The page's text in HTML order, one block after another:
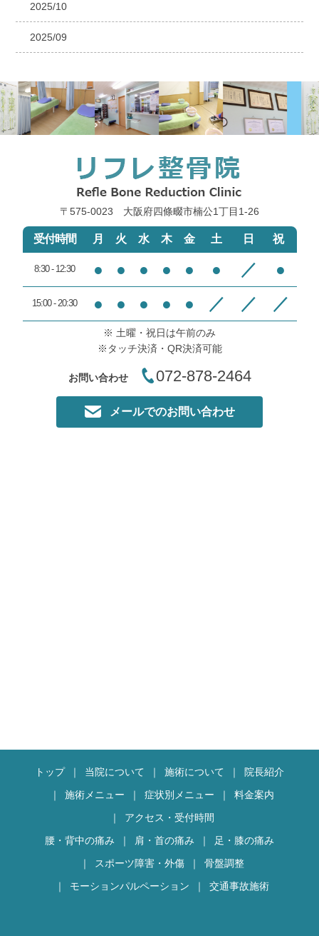
2025/10
2025/09
〒575-0023 大阪府四條畷市楠公1丁目1‐26
受付時間 月 火 水 木 金 土 日 祝
8:30 - 12:30 ● ● ● ● ● ● ／ ●
15:00 - 20:30 ● ● ● ● ● ／ ／ ／
※ 土曜・祝日は午前のみ
※タッチ決済・QR決済可能
お問い合わせ 072-878-2464
メールでのお問い合わせ
トップ 当院について 施術について
院長紹介
施術メニュー
症状別メニュー
料金案内
アクセス・受付時間
腰・背中の痛み
肩・首の痛み
足・膝の痛み
スポーツ障害・外傷
骨盤調整
モーションパルペーション
交通事故施術